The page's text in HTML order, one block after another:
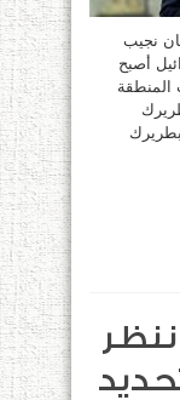
نجيب
أصبح
المنطقة